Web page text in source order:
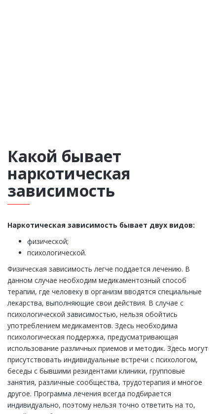
Какой бывает
наркотическая
зависимость
Наркотическая зависимость бывает двух видов:
физической;
психологической.
Физическая зависимость легче поддается лечению. В
данном случае необходим медикаментозный способ
терапии, где человеку в организм вводятся специальные
лекарства, выполняющие свои действия. В случае с
психологической зависимостью, нельзя обойтись
употреблением медикаментов. Здесь необходима
психологическая поддержка, предусматривающая
использование различных приемов и методик. Здесь могут
присутствовать индивидуальные встречи с психологом,
беседы с бывшими резидентами клиники, групповые
занятия, различные сообщества, трудотерапия и многое
другое. Программа лечения всегда подбирается
индивидуально, поэтому нельзя точно ответить на то,